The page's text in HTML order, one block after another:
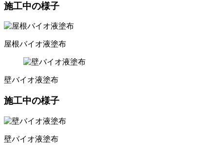
施工中の様子
屋根バイオ液塗布
壁バイオ液塗布
施工中の様子
壁バイオ液塗布